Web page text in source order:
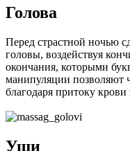
Голова
Перед страстной ночью
головы, воздействуя
окончания, которыми
манипуляции позволяют
благодаря притоку
Уши